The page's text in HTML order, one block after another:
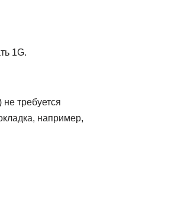
1G.
требуется
например,